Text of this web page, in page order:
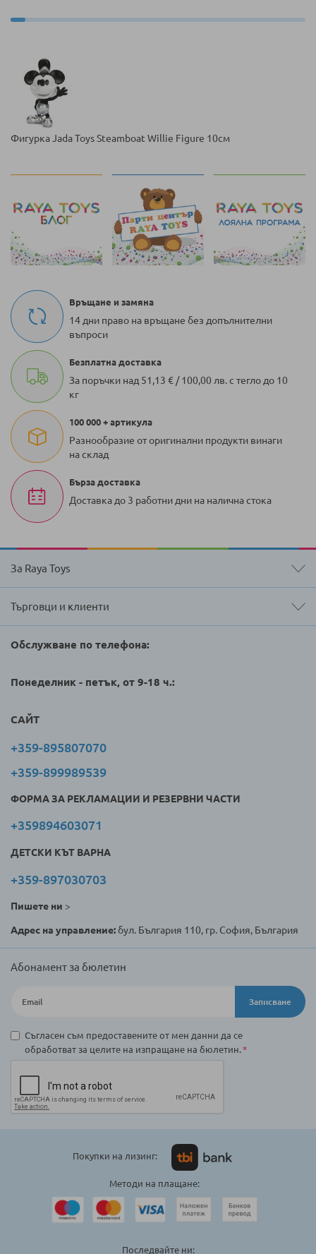
Фигурка Jada Toys Steamboat Willie Figure 10см
Връщане и замяна
14 дни право на връщане без допълнителни
въпроси
Безплатна доставка
За поръчки над 51,13 € / 100,00 лв. с тегло до 10
кг
100 000 + артикула
Разнообразие от оригинални продукти винаги
на склад
Бърза доставка
Доставка до 3 работни дни на налична стока
За Raya Toys
Търговци и клиенти
Обслужване по телефона:
Понеделник - петък, от 9-18 ч.:
САЙТ
+359-895807070
+359-899989539
ФОРМА ЗА РЕКЛАМАЦИИ И РЕЗЕРВНИ ЧАСТИ
+359894603071
ДЕТСКИ КЪТ ВАРНА
+359-897030703
Пишете ни >
Адрес на управление:бул. България 110, гр. София, България
Абонамент за бюлетин
Записване
Съгласен съм предоставените от мен данни да се
обработват за целите на изпращане на бюлетин.
Покупки на лизинг:
Методи на плащане:
Последвайте ни: